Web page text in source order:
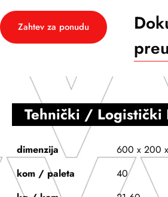
Zahtev za ponudu
Tehnički / Logistički
dimenzija
600 x 200
kom / paleta
40